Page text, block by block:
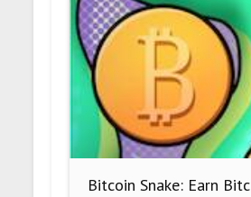
Bitcoin Snake: Earn